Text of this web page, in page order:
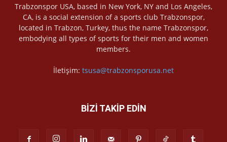
Trabzonspor USA, based in New York, NY and Los Angeles,
CA, is a social extension of a sports club Trabzonspor,
located in Trabzon, Turkey, thus the name Trabzonspor,
embodying all types of sports for their men and women
members.
İletişim: tsusa@trabzonsporusa.net
BİZİ TAKİP EDİN